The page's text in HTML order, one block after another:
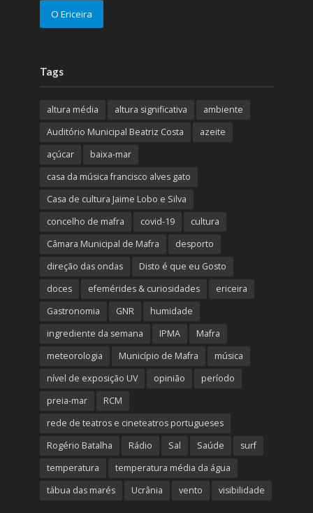
O Ericeira
Tags
altura média altura significativa
ambiente
Auditório Municipal Beatriz Costa
azeite
açúcar
baixa-mar
casa da música francisco alves gato
Casa de cultura Jaime Lobo e Silva
concelho de mafra
covid-19
cultura
Câmara Municipal de Mafra
desporto
direção das ondas
Disto é que eu Gosto
doces
efemérides & curiosidades
ericeira
Gastronomia
GNR
humidade
ingrediente da semana
IPMA
Mafra
meteorologia
Município de Mafra
música
nível de exposição UV
opinião
período
preia-mar
RCM
rede de teatros e cineteatros portugueses
Rogério Batalha
Rádio Sal Saúde
surf
temperatura
temperatura média da água
tábua das marés
Ucrânia vento visibilidade